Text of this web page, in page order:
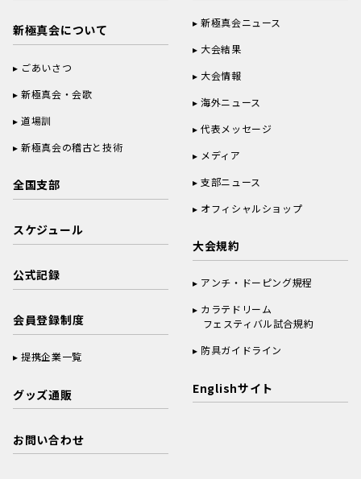
新極真会について
ごあいさつ
新極真会・会歌
道場訓
新極真会の稽古と技術
全国支部
スケジュール
公式記録
会員登録制度
提携企業一覧
グッズ通販
お問い合わせ
新極真会ニュース
大会結果
大会情報
海外ニュース
代表メッセージ
メディア
支部ニュース
オフィシャルショップ
大会規約
アンチ・ドーピング規程
カラテドリーム
フェスティバル試合規約
防具ガイドライン
Englishサイト